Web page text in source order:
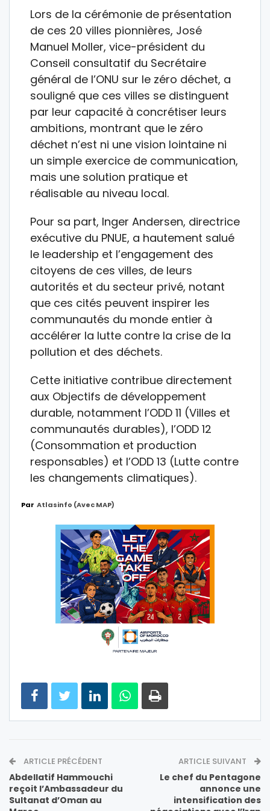
Lors de la cérémonie de présentation
de ces 20 villes pionnières, José
Manuel Moller, vice-président du
Conseil consultatif du Secrétaire
général de l’ONU sur le zéro déchet, a
souligné que ces villes se distinguent
par leur capacité à concrétiser leurs
ambitions, montrant que le zéro
déchet n’est ni une vision lointaine ni
un simple exercice de communication,
mais une solution pratique et
réalisable au niveau local.
Pour sa part, Inger Andersen, directrice
exécutive du PNUE, a hautement salué
le leadership et l’engagement des
citoyens de ces villes, de leurs
autorités et du secteur privé, notant
que ces cités peuvent inspirer les
communautés du monde entier à
accélérer la lutte contre la crise de la
pollution et des déchets.
Cette initiative contribue directement
aux Objectifs de développement
durable, notamment l’ODD 11 (Villes et
communautés durables), l’ODD 12
(Consommation et production
responsables) et l’ODD 13 (Lutte contre
les changements climatiques).
Par Atlasinfo (avec MAP)
ARTICLE PRÉCÉDENT
Abdellatif Hammouchi
reçoit l’Ambassadeur du
Sultanat d’Oman au
ARTICLE SUIVANT
Le chef du Pentagone
annonce une
intensification des